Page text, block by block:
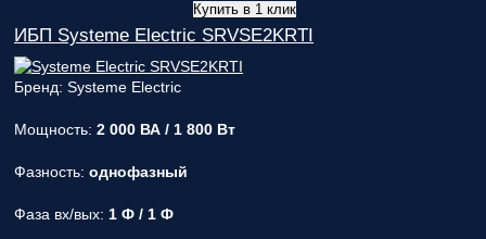
Купить в 1 клик
ИБП Systeme Electric SRVSE2KRTI
Бренд: Systeme Electric
Мощность: 2 000 ВА / 1 800 Вт
Фазность: однофазный
Фаза вх/вых: 1 Ф / 1 Ф